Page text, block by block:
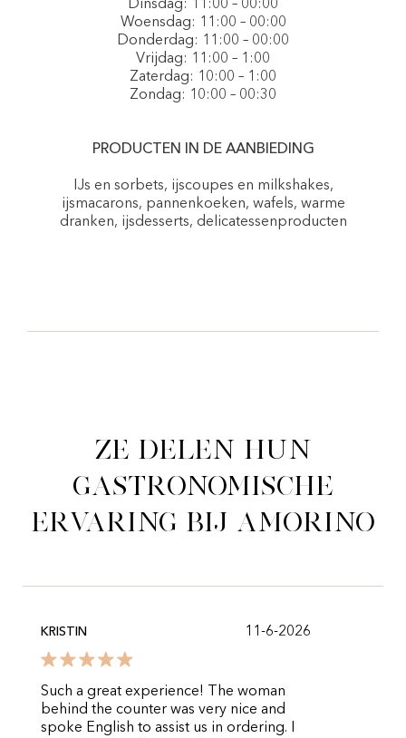
Dinsdag: 11:00 – 00:00
Woensdag: 11:00 – 00:00
Donderdag: 11:00 – 00:00
Vrijdag: 11:00 – 1:00
Zaterdag: 10:00 – 1:00
Zondag: 10:00 – 00:30
PRODUCTEN IN DE AANBIEDING
IJs en sorbets, ijscoupes en milkshakes,
ijsmacarons, pannenkoeken, wafels, warme
dranken, ijsdesserts, delicatessenproducten
Ze delen hun
gastronomische
ervaring bij Amorino
KRISTIN 11-6-2026
Such a great experience! The woman
behind the counter was very nice and
spoke English to assist us in ordering. I